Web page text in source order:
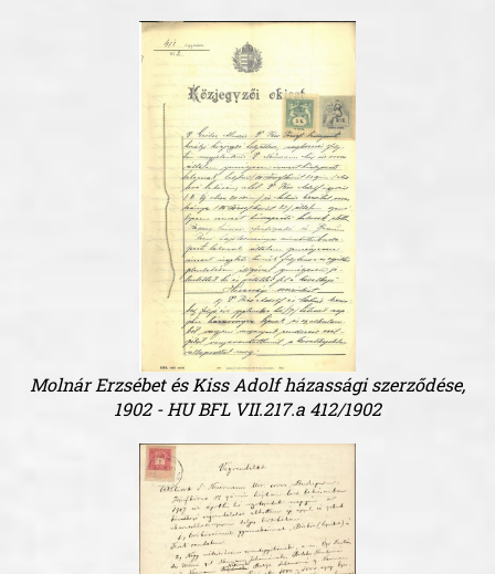
Molnár Erzsébet és Kiss Adolf házassági szerződése,
1902 - HU BFL VII.217.a 412/1902